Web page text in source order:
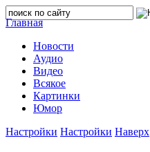
Главная
Новости
Аудио
Видео
Всякое
Картинки
Юмор
Настройки Настройки Наверх